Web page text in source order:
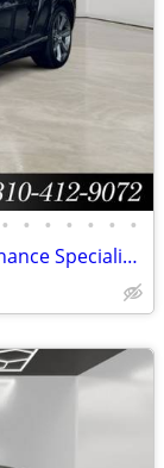
• • • • • • •
2012 Bentley Continental GT Base ** Finance Specialists **